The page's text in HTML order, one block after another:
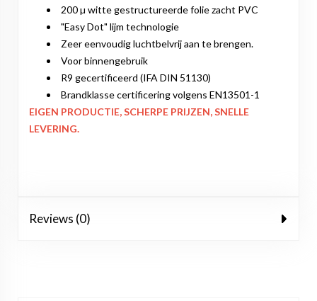
200 µ witte gestructureerde folie zacht PVC
"Easy Dot" lijm technologie
Zeer eenvoudig luchtbelvrij aan te brengen.
Voor binnengebruik
R9 gecertificeerd (IFA DIN 51130)
Brandklasse certificering volgens EN13501-1
EIGEN PRODUCTIE, SCHERPE PRIJZEN, SNELLE
LEVERING.
Reviews (0)